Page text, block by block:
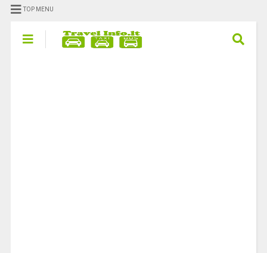
TOP MENU